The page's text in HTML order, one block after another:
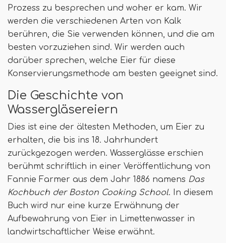
Prozess zu besprechen und woher er kam. Wir
werden die verschiedenen Arten von Kalk
berühren, die Sie verwenden können, und die am
besten vorzuziehen sind. Wir werden auch
darüber sprechen, welche Eier für diese
Konservierungsmethode am besten geeignet sind.
Die Geschichte von
Wassergläsereiern
Dies ist eine der ältesten Methoden, um Eier zu
erhalten, die bis ins 18. Jahrhundert
zurückgezogen werden. Wasserglässe erschien
berühmt schriftlich in einer Veröffentlichung von
Fannie Farmer aus dem Jahr 1886 namens Das
Kochbuch der Boston Cooking School. In diesem
Buch wird nur eine kurze Erwähnung der
Aufbewahrung von Eier in Limettenwasser in
landwirtschaftlicher Weise erwähnt.